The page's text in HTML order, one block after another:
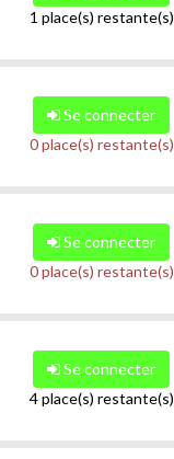
1 place(s) restante(s)
Se connecter
0 place(s) restante(s)
Se connecter
0 place(s) restante(s)
Se connecter
4 place(s) restante(s)